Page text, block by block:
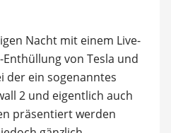
Nacht mit einem Live-
von Tesla und
der ein sogenanntes
2 und eigentlich auch
präsentiert werden